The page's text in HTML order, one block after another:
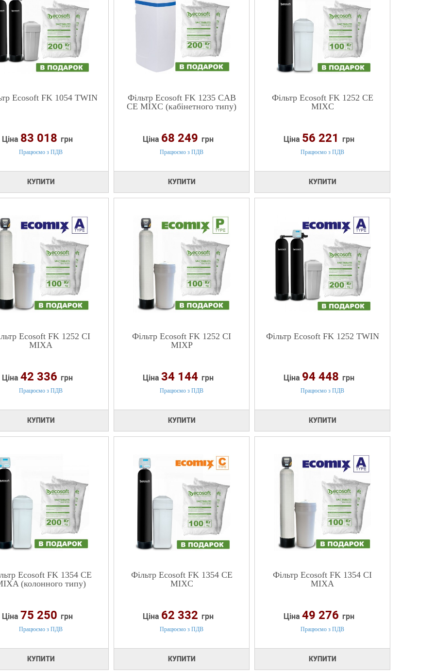
Ecosoft FK 1054 TWIN
Ціна 83 018 грн
Працюємо з ПДВ
КУПИТИ
Фільтр Ecosoft FK 1235 CAB
CE MIXC (кабінетного типу)
Ціна 68 249 грн
Працюємо з ПДВ
КУПИТИ
Фільтр Ecosoft FK 1252 CE
MIXC
Ціна 56 221 грн
Працюємо з ПДВ
КУПИТИ
Ecosoft FK 1252 CI
MIXA
Ціна 42 336 грн
Працюємо з ПДВ
КУПИТИ
Фільтр Ecosoft FK 1252 CI
MIXP
Ціна 34 144 грн
Працюємо з ПДВ
КУПИТИ
Фільтр Ecosoft FK 1252 TWIN
Ціна 94 448 грн
Працюємо з ПДВ
КУПИТИ
Ecosoft FK 1354 CE
(колонного типу)
Ціна 75 250 грн
Працюємо з ПДВ
КУПИТИ
Фільтр Ecosoft FK 1354 CE
MIXC
Ціна 62 332 грн
Працюємо з ПДВ
КУПИТИ
Фільтр Ecosoft FK 1354 CI
MIXA
Ціна 49 276 грн
Працюємо з ПДВ
КУПИТИ